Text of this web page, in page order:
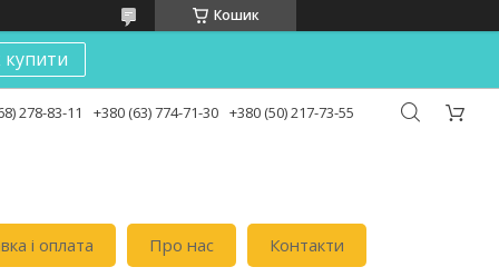
Кошик
купити
278-83-11 +380 (63) 774-71-30 +380 (50) 217-73-55
i оплата Про нас Контакти